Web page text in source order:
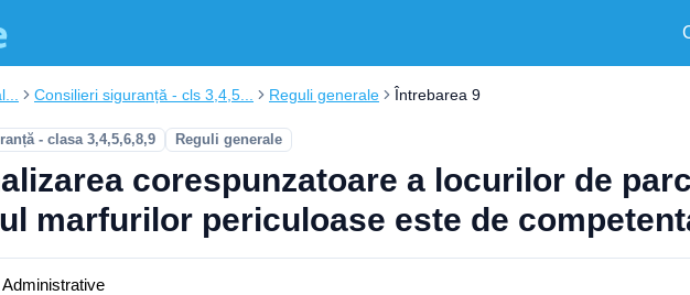
Consilieri siguranță - cls 3,4,5... Reguli generale Întrebarea 9
- clasa 3,4,5,6,8,9 Reguli generale
corespunzatoare a locurilor de
marfurilor periculoase este de